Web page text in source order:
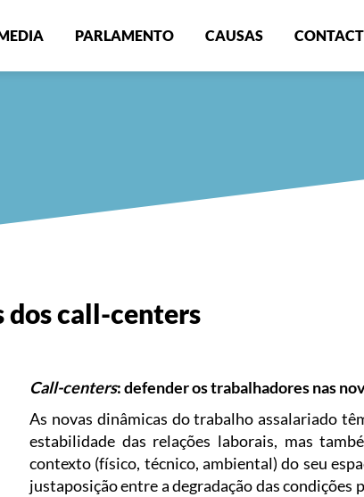
PARLAMENTO CAUSAS
dos call-centers
Call-centers: defender os trabalhadores nas
As novas dinâmicas do trabalho assalariado
estabilidade das relações laborais, mas
contexto (físico, técnico, ambiental) do seu
justaposição entre a degradação das condições